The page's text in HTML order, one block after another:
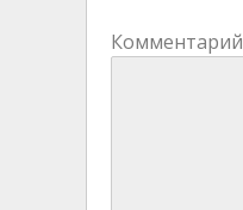
Комментарий